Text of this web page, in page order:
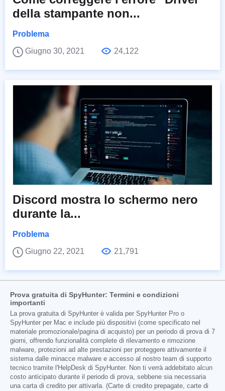
della stampante non...
Problema
Giugno 30, 2021
24,122
Discord mostra lo schermo nero
durante la...
Problema
Giugno 22, 2021
21,791
Prova gratuita di SpyHunter: Termini e condizioni
importanti
La prova gratuita di SpyHunter è valida per SpyHunter Pro o
SpyHunter per Mac e include più dispositivi (come specificato nel
materiale promozionale/pagina di acquisto) per un periodo di prova di 7
giorni, offrendo funzionalità complete di rilevamento e rimozione
malware, protezioni ad alte prestazioni per proteggere attivamente il
sistema dalle minacce malware e accesso al nostro team di supporto
tecnico tramite l'HelpDesk di SpyHunter. Non ti verrà addebitato alcun
costo anticipato durante il periodo di prova, sebbene sia necessaria
una carta di credito per attivarla. (Carte di credito prepagate, carte di